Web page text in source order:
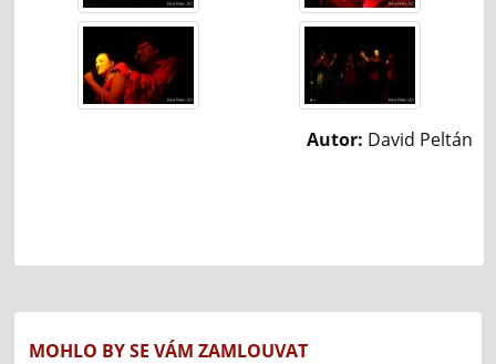
Autor: David Peltán
MOHLO BY SE VÁM ZAMLOUVAT